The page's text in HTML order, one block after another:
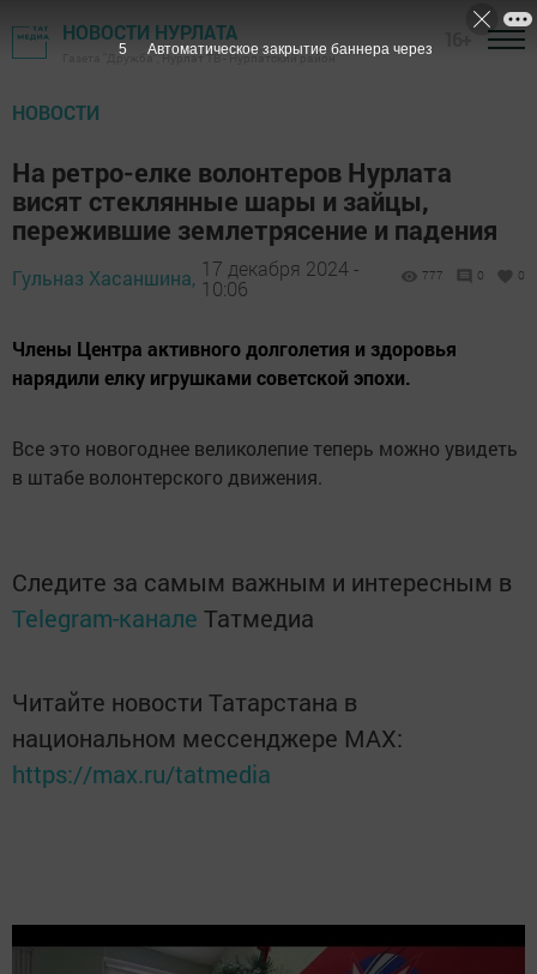
НОВОСТИ НУРЛАТА
Газета "Дружба", Нурлат ТВ - Нурлатский район
НОВОСТИ
На ретро-елке волонтеров Нурлата
висят стеклянные шары и зайцы,
пережившие землетрясение и падения
Гульназ Хасаншина, 17 декабря 2024 -
10:06
777 0 0
Члены Центра активного долголетия и здоровья
нарядили елку игрушками советской эпохи.
Все это новогоднее великолепие теперь можно увидеть
в штабе волонтерского движения.
Следите за самым важным и интересным в
Telegram-канале Татмедиа
Читайте новости Татарстана в
национальном мессенджере MАХ:
https://max.ru/tatmedia
5 Автоматическое закрытие баннера через